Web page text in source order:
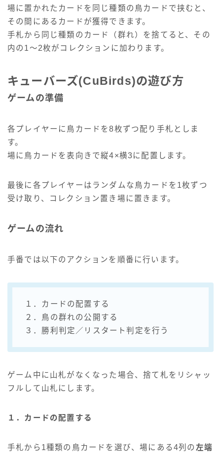
場に置かれたカードを同じ種類の鳥カードで挟むと、
その間にあるカードが獲得できます。
手札から同じ種類のカード（群れ）を捨てると、その
内の1～2枚がコレクションに加わります。
キューバーズ(CuBirds)の遊び方
ゲームの準備
各プレイヤーに鳥カードを8枚ずつ配り手札としま
す。
場に鳥カードを表向きで縦4×横3に配置します。
最後に各プレイヤーはランダムな鳥カードを1枚ずつ
受け取り、コレクション置き場に置きます。
ゲームの流れ
手番では以下のアクションを順番に行います。
１．カードの配置する
２．鳥の群れの公開する
３．勝利判定／リスタート判定を行う
ゲーム中に山札がなくなった場合、捨て札をリシャッ
フルして山札にします。
１．カードの配置する
手札から1種類の鳥カードを選び、場にある4列の 左端